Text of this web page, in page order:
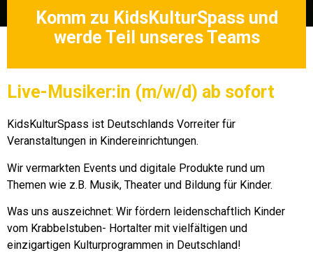
Komm zu KidsKulturSpass und
werde Teil unseres Teams
Live-Musiker:in (m/w/d) ab sofort
KidsKulturSpass ist Deutschlands Vorreiter für
Veranstaltungen in Kindereinrichtungen.
Wir vermarkten Events und digitale Produkte rund um
Themen wie z.B. Musik, Theater und Bildung für Kinder.
Was uns auszeichnet: Wir fördern leidenschaftlich Kinder
vom Krabbelstuben- Hortalter mit vielfältigen und
einzigartigen Kulturprogrammen in Deutschland!